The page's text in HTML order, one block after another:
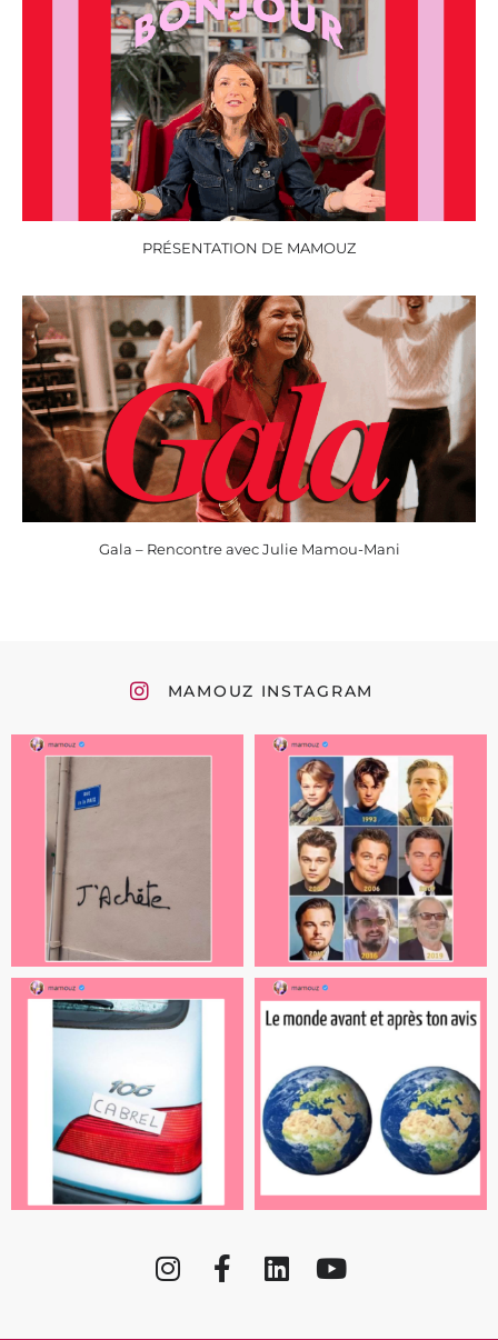
PRÉSENTATION DE MAMOUZ
Gala – Rencontre avec Julie Mamou-Mani
MAMOUZ INSTAGRAM